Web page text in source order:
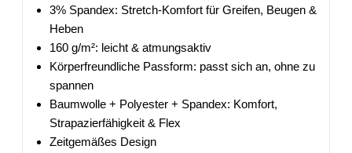
3% Spandex: Stretch-Komfort für Greifen, Beugen &
Heben
160 g/m²: leicht & atmungsaktiv
Körperfreundliche Passform: passt sich an, ohne zu
spannen
Baumwolle + Polyester + Spandex: Komfort,
Strapazierfähigkeit & Flex
Zeitgemäßes Design